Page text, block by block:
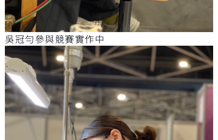
吳冠勻參與競賽實作中